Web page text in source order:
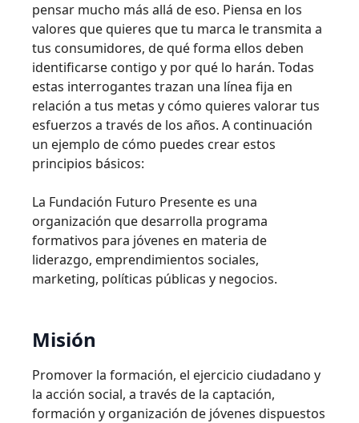
pensar mucho más allá de eso. Piensa en los
valores que quieres que tu marca le transmita a
tus consumidores, de qué forma ellos deben
identificarse contigo y por qué lo harán. Todas
estas interrogantes trazan una línea fija en
relación a tus metas y cómo quieres valorar tus
esfuerzos a través de los años. A continuación
un ejemplo de cómo puedes crear estos
principios básicos:
La Fundación Futuro Presente es una
organización que desarrolla programa
formativos para jóvenes en materia de
liderazgo, emprendimientos sociales,
marketing, políticas públicas y negocios.
Misión
Promover la formación, el ejercicio ciudadano y
la acción social, a través de la captación,
formación y organización de jóvenes dispuestos